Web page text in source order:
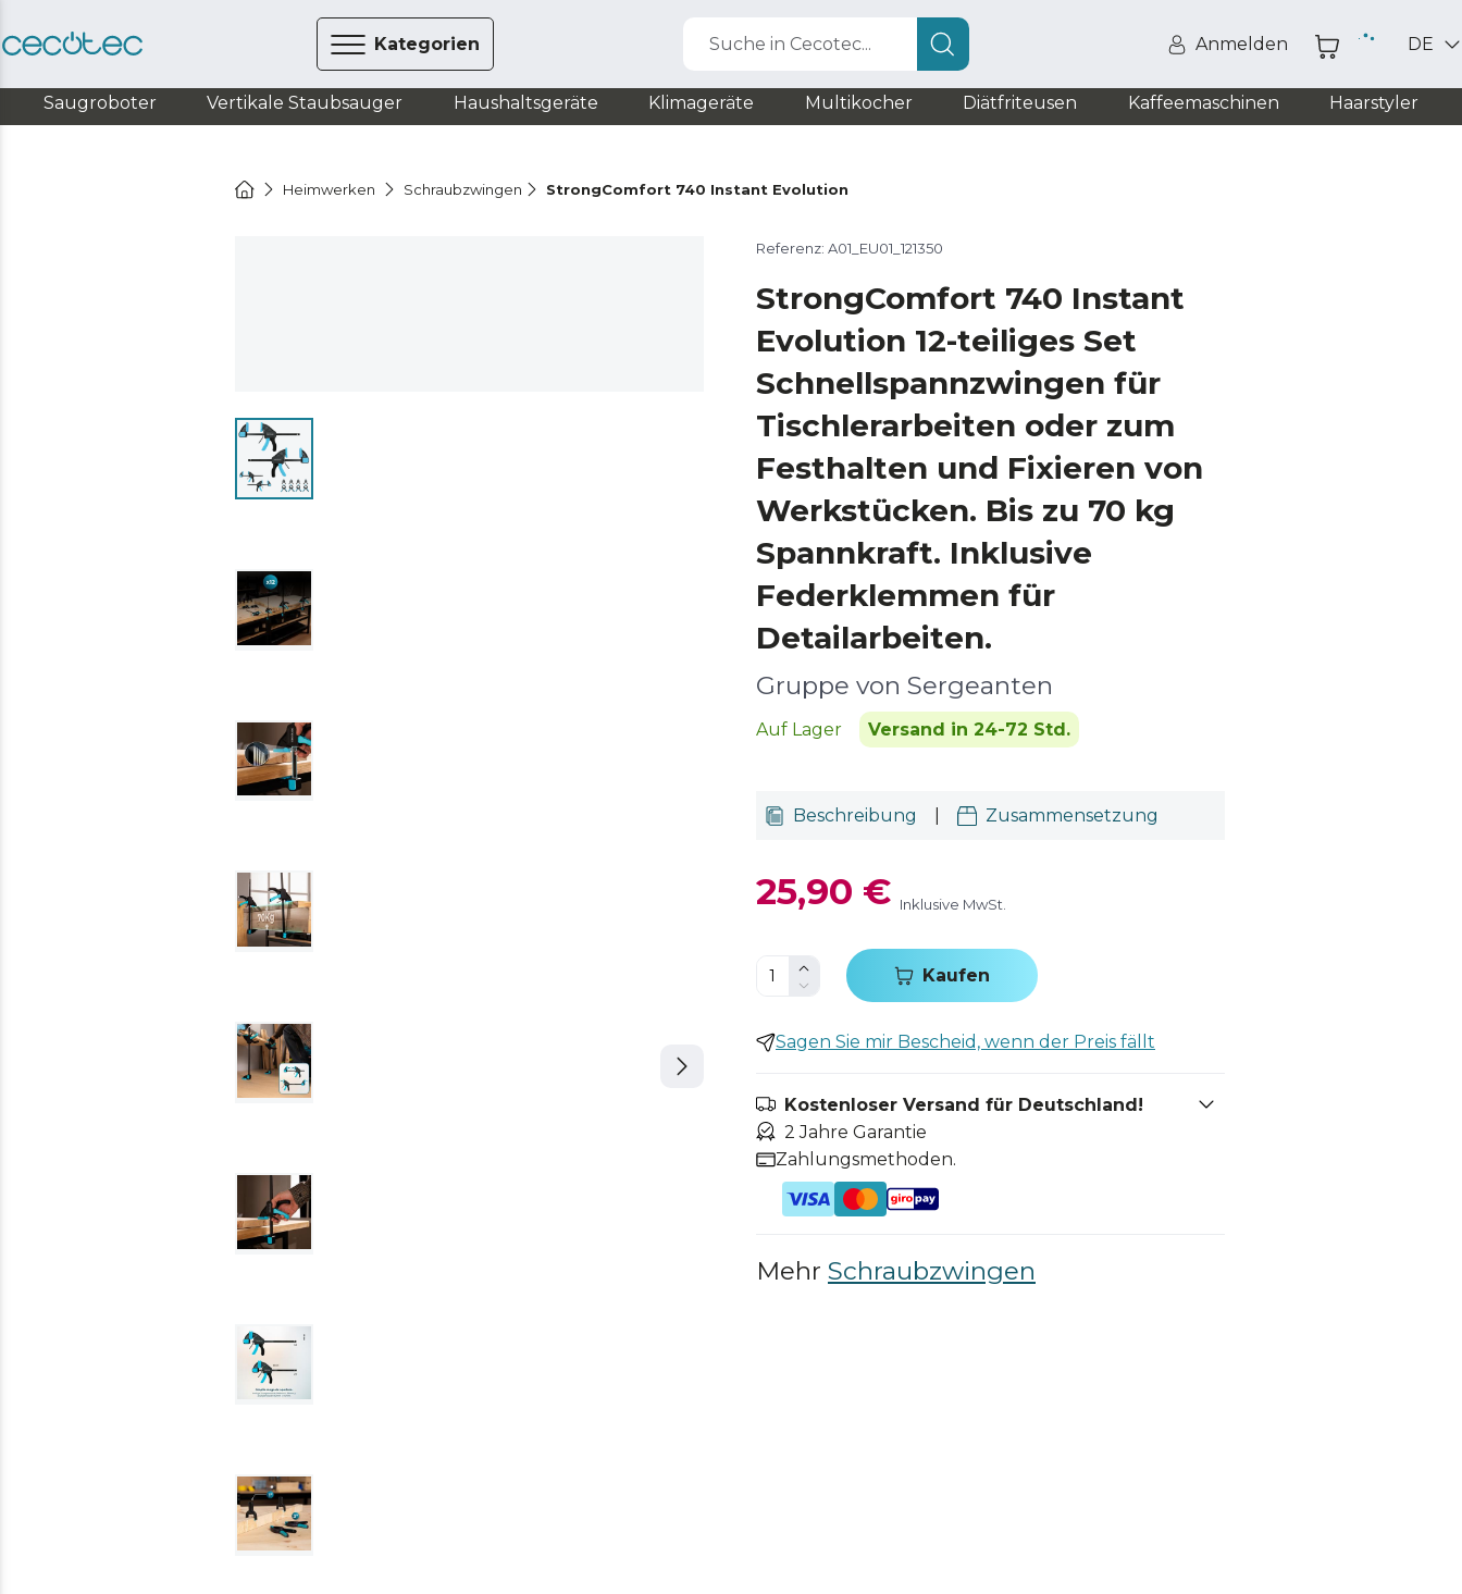
Kategorien Suche in Cecotec... Anmelden DE
Saugroboter Vertikale Staubsauger Haushaltsgeräte Klimageräte Multikocher Diätfriteusen Kaffeemaschinen Haarstyler
Heimwerken Schraubzwingen StrongComfort 740 Instant Evolution
Referenz: A01_EU01_121350
StrongComfort 740 Instant
Evolution 12-teiliges Set
Schnellspannzwingen für
Tischlerarbeiten oder zum
Festhalten und Fixieren von
Werkstücken. Bis zu 70 kg
Spannkraft. Inklusive
Federklemmen für
Detailarbeiten.
Gruppe von Sergeanten
Auf Lager Versand in 24-72 Std.
Beschreibung Zusammensetzung
25,90 € Inklusive MwSt.
Kaufen
Sagen Sie mir Bescheid, wenn der Preis fällt
Kostenloser Versand für Deutschland!
2 Jahre Garantie
Zahlungsmethoden.
Mehr Schraubzwingen